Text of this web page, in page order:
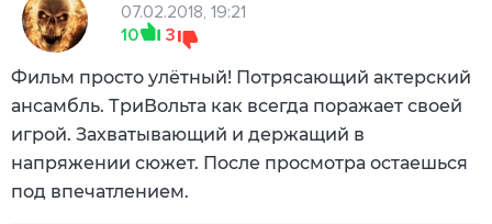
07.02.2018, 19:21
10
3
Фильм просто улётный! Потрясающий актерский
ансамбль. ТриВольта как всегда поражает своей
игрой. Захватывающий и держащий в
напряжении сюжет. После просмотра остаешься
под впечатлением.